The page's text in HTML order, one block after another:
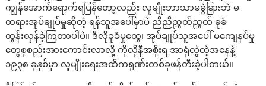
ကျွန်အောက်ရောက်ရပြန်တော့လည်း လူမျိုးဘာသာမခွဲခြားဘဲ မ
တရားအုပ်ချုပ်မှုဆိုတဲ့ ရန်သူအပေါ်မှာပဲ ညီညီညွတ်ညွတ် ခုခံ
တွန်းလှန်ခဲ့ကြတာပါပဲ။ ဒီလိုခုခံမှုတွေ၊ အုပ်ချုပ်သူအပေါ် မကျေနပ်မှု
တွေစုစည်းအားကောင်းလာလို့ ကိုလိုနီအစိုးရ အာရုံလွှဲတဲ့အနေနဲ့
၁၉၃၈ ခုနှစ်မှာ လူမျိုးရေးအထိကရုဏ်းတစ်ခုဖန်တီးခဲ့ပါတယ်။